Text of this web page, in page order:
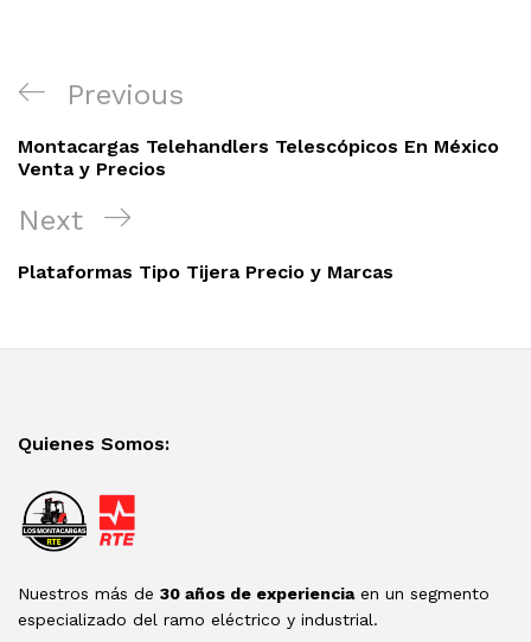
Navegación
entradas
Previous
Post
Previous
Montacargas Telehandlers Telescópicos En México
Venta y Precios
Next
Post
Next
Plataformas Tipo Tijera Precio y Marcas
Quienes Somos:
Nuestros más de 30 años de experienciaen un segmento
especializado del ramo eléctrico y industrial.